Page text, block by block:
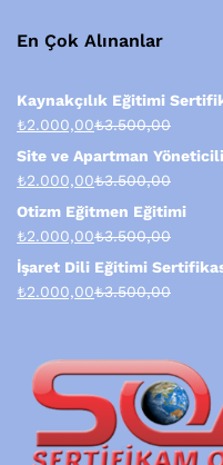
En Çok Alınanlar
Kaynakçılık Eğitimi
₺2.000,00₺3.500,00
Site ve Apartman
₺2.000,00₺3.500,00
Otizm Eğitmen Eğitimi
₺2.000,00₺3.500,00
İşaret Dili Eğitimi
₺2.000,00₺3.500,00